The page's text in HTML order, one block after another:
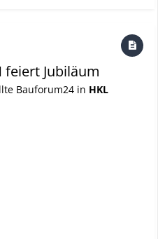
feiert Jubiläum
Bauforum24 in HKL